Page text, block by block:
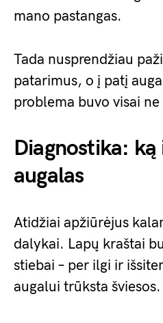
mano pastangas.
Tada nusprendžiau
patarimus, o į patį
problema buvo visai
Diagnostika:
augalas
Atidžiai apžiūrėjus
dalykai. Lapų kraštai
stiebai – per ilgi ir
augalui trūksta šviesos.